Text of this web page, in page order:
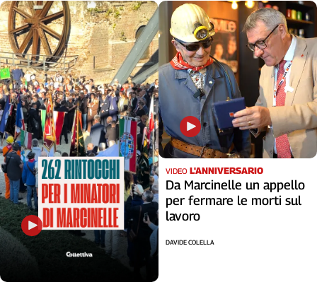
VIDEO L'ANNIVERSARIO
Da Marcinelle un appello
per fermare le morti sul
lavoro
DAVIDE COLELLA